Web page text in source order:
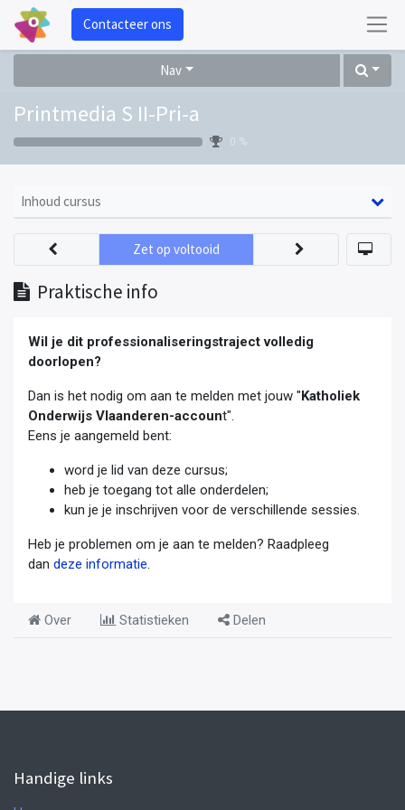
Contacteer ons
Nav
Printmedia S II-Pri-a
0 %
Inhoud cursus
Praktische info
Zet op voltooid
Wil je dit professionaliseringstraject volledig
doorlopen?
Dan is het nodig om aan te melden met jouw "Katholiek
Onderwijs Vlaanderen-account".
Eens je aangemeld bent:
word je lid van deze cursus;
heb je toegang tot alle onderdelen;
kun je je inschrijven voor de verschillende sessies.
Heb je problemen om je aan te melden? Raadpleeg
dan deze informatie
Over Statistieken Delen
Handige links